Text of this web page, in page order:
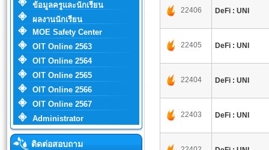
ข้อมูลครูและนักเรียน
ผลงานนักเรียน
MOE Safety Center
OIT Online 2563
OIT Online 2564
OIT Online 2565
OIT Online 2566
OIT Online 2567
Administrator
ติดต่อสอบถาม
22406 DeFi : UNI
22405 DeFi : UNI
22404 DeFi : UNI
22403 DeFi : UNI